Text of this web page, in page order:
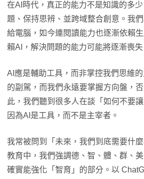
在AI時代，真正的能力不是知識的多
題、保持思辨、並跨域整合創意。我
給電腦，如今連閱讀能力也逐漸依賴
賴AI，解決問題的能力可能將逐漸喪失
AI應是輔助工具，而非掌控我們思維
的副駕，而我們永遠要掌握方向盤，
此，我們聽到很多人在談「如何不要
因為AI是工具，而不是主宰者。
我常被問到「未來，我們到底需要什
教育中，我們強調德、智、體、群、
確實能強化「智育」的部分。以